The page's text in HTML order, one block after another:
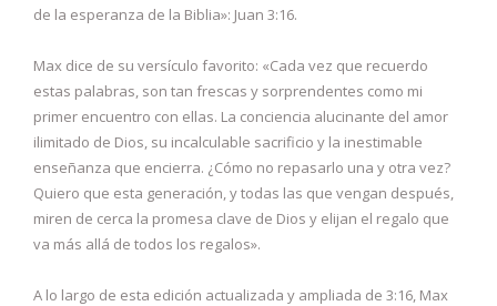
de la esperanza de la Biblia»: Juan 3:16.
Max dice de su versículo favorito: «Cada vez que recuerdo
estas palabras, son tan frescas y sorprendentes como mi
primer encuentro con ellas. La conciencia alucinante del amor
ilimitado de Dios, su incalculable sacrificio y la inestimable
enseñanza que encierra. ¿Cómo no repasarlo una y otra vez?
Quiero que esta generación, y todas las que vengan después,
miren de cerca la promesa clave de Dios y elijan el regalo que
va más allá de todos los regalos».
A lo largo de esta edición actualizada y ampliada de 3:16, Max